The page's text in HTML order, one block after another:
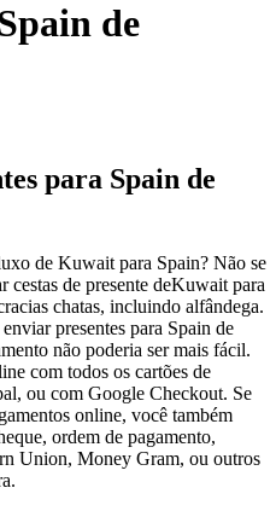
de
para Spain de
de Kuwait para Spain? Não se
de presente deKuwait para
chatas, incluindo alfândega.
presentes para Spain de
não poderia ser mais fácil.
com todos os cartões de
ou com Google Checkout. Se
online, você também
ordem de pagamento,
Union, Money Gram, ou outros